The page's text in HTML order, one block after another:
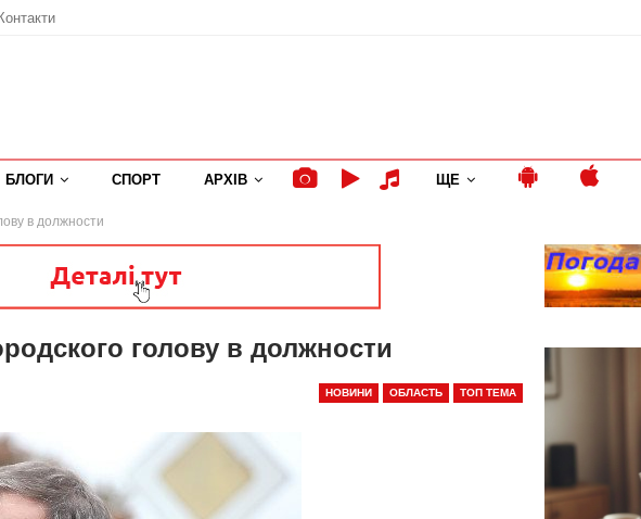
Контакти
БЛОГИ СПОРТ АРХІВ ЩЕ
в должности
голову в должности
НОВИНИ ОБЛАСТЬ ТОП ТЕМА